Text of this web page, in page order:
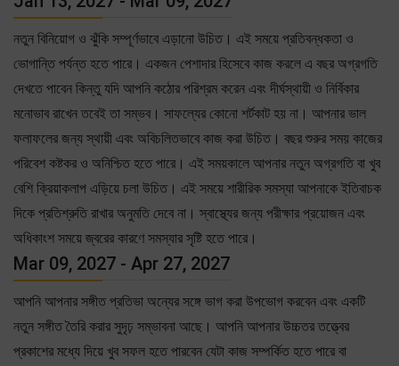
নতুন বিনিয়োগ ও ঝুঁকি সম্পূর্ণভাবে এড়ানো উচিত। এই সময়ে প্রতিবন্ধকতা ও
ভোগান্তি পর্যন্ত হতে পারে। একজন পেশাদার হিসেবে কাজ করলে এ বছর অগ্রগতি
দেখতে পাবেন কিন্তু যদি আপনি কঠোর পরিশ্রম করেন এবং দীর্ঘস্থায়ী ও নির্বিকার
মনোভাব রাখেন তবেই তা সম্ভব। সাফল্যের কোনো শর্টকাট হয় না। আপনার ভাল
ফলাফলের জন্য স্থায়ী এবং অবিচলিতভাবে কাজ করা উচিত। বছর শুরুর সময় কাজের
পরিবেশ কষ্টকর ও অনিশ্চিত হতে পারে। এই সময়কালে আপনার নতুন অগ্রগতি বা খুব
বেশি ক্রিয়াকলাপ এড়িয়ে চলা উচিত। এই সময়ে শারীরিক সমস্যা আপনাকে ইতিবাচক
দিকে প্রতিশ্রুতি রাখার অনুমতি দেবে না। স্বাস্থ্যের জন্য পরীক্ষার প্রয়োজন এবং
অধিকাংশ সময়ে জ্বরের কারণে সমস্যার সৃষ্টি হতে পারে।
Mar 09, 2027 - Apr 27, 2027
আপনি আপনার সঙ্গীত প্রতিভা অন্যের সঙ্গে ভাগ করা উপভোগ করবেন এবং একটি
নতুন সঙ্গীত তৈরি করার সুদৃঢ় সম্ভাবনা আছে। আপনি আপনার উচ্চতর তত্ত্বের
প্রকাশের মধ্যে দিয়ে খুব সফল হতে পারবেন যেটা কাজ সম্পর্কিত হতে পারে বা